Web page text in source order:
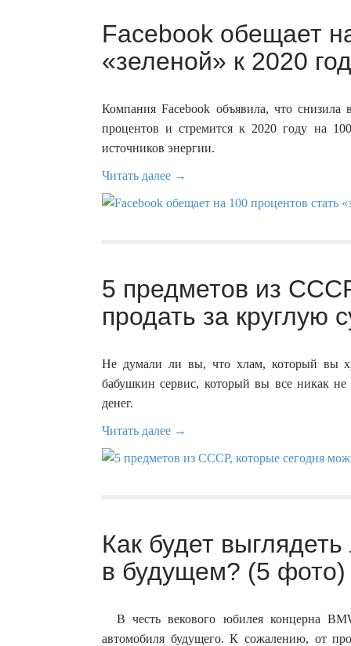
Facebook обещает
«зеленой» к 2020
Компания Facebook объявила, что
процентов и стремится к 2020 году на
источников энергии.
Читать далее →
5 предметов из
продать за круглую
Не думали ли вы, что хлам, который вы
бабушкин сервис, который вы все никак
денег.
Читать далее →
Как будет
в будущем? (5 фото)
В честь векового юбилея концерна
автомобиля будущего. К сожалению, от